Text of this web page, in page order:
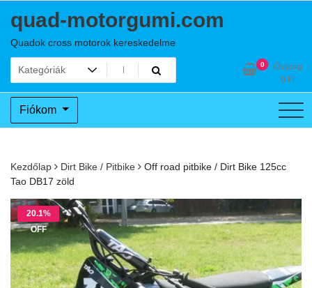
quad-motorgumi.com
Quadok cross motorok kereskedelme
0
Összeg
0 Ft
Fiókom
Kezdőlap Dirt Bike / Pitbike
Off road pitbike / Dirt Bike 125cc
Tao DB17 zöld
20.1%
OFF